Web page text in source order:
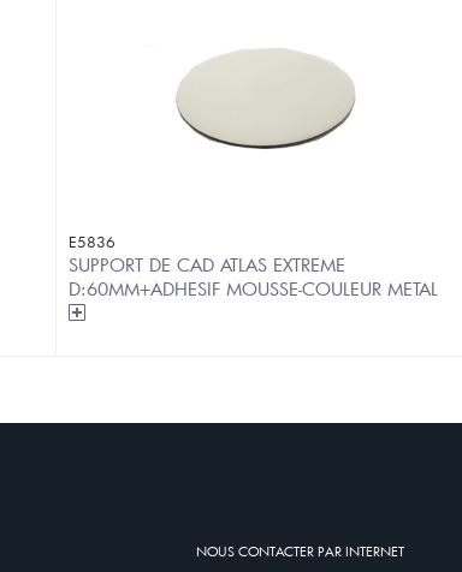
E5836
SUPPORT DE CAD ATLAS EXTREME
D:60MM+ADHESIF MOUSSE-COULEUR METAL
NOUS CONTACTER PAR INTERNET